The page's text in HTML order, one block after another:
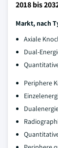
2018 bis
Markt, nach
Axiale
Dual-
Periphere